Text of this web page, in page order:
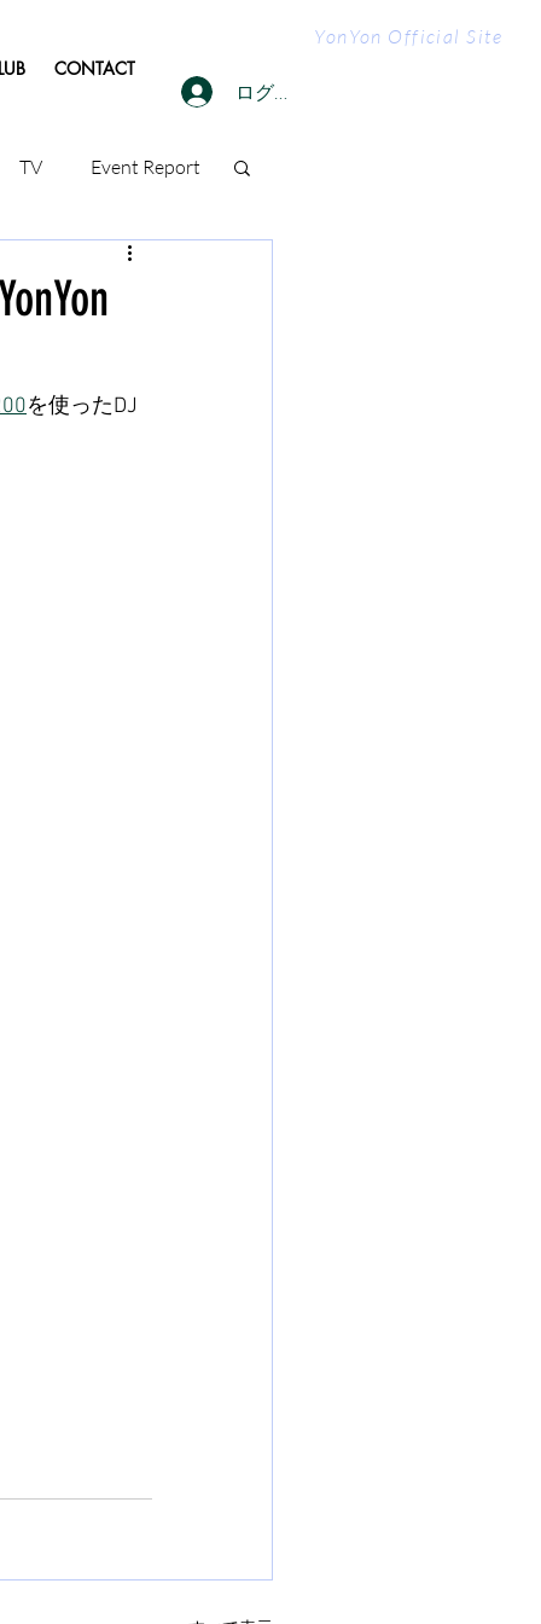
YonYon Official Site
CONTACT
ログイン
TV Event Report
を使ったDJ